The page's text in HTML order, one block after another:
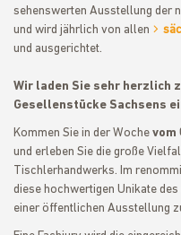
sehenswerten Ausstellung der
und wird jährlich von allen
und ausgerichtet.
Wir laden Sie sehr herzlich
Gesellenstücke Sachsens
Kommen Sie in der Woche vom
und erleben Sie die große
Tischlerhandwerks. Im
diese hochwertigen Unikate
einer öffentlichen Ausstellung